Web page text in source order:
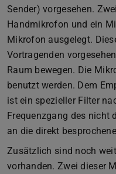
Sender) vorgesehen.
Handmikrofon und ein
Mikrofon ausgelegt.
Vortragenden
Raum bewegen. Die
benutzt werden. Dem
ist ein spezieller Filter
Frequenzgang des nicht
an die direkt
Zusätzlich sind noch
vorhanden. Zwei dieser